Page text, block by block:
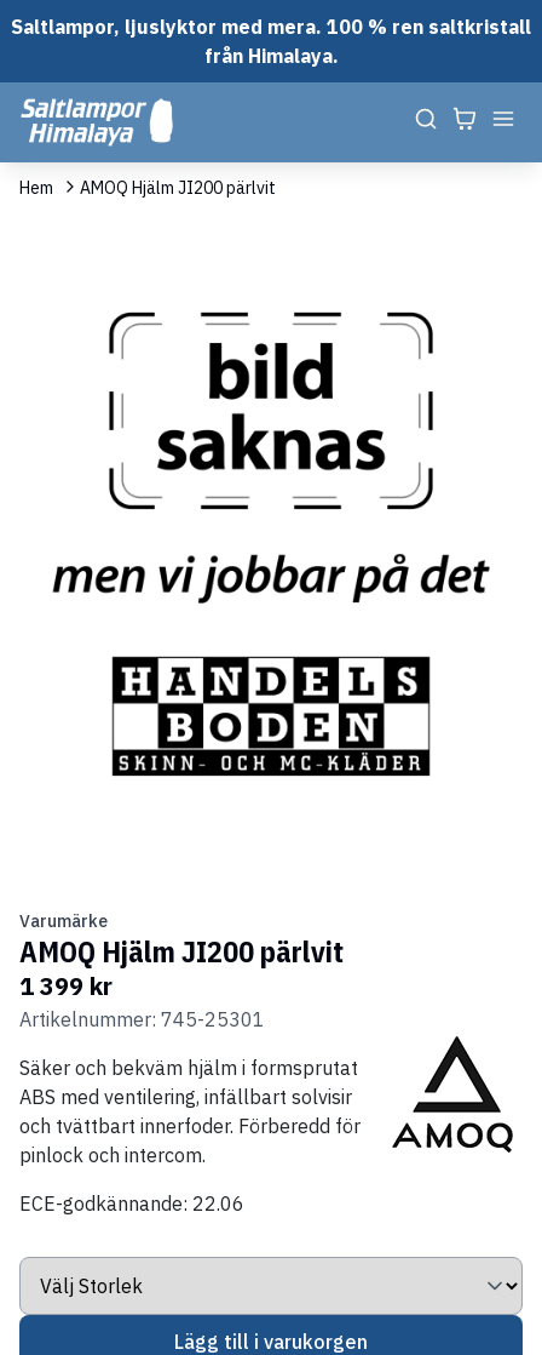
Saltlampor, ljuslyktor med mera. 100 % ren saltkristall
från Himalaya.
Hem AMOQ Hjälm JI200 pärlvit
Varumärke
AMOQ Hjälm JI200 pärlvit
1 399 kr
Artikelnummer: 745-25301
Säker och bekväm hjälm i formsprutat
ABS med ventilering, infällbart solvisir
och tvättbart innerfoder. Förberedd för
pinlock och intercom.
ECE-godkännande: 22.06
Lägg till i varukorgen